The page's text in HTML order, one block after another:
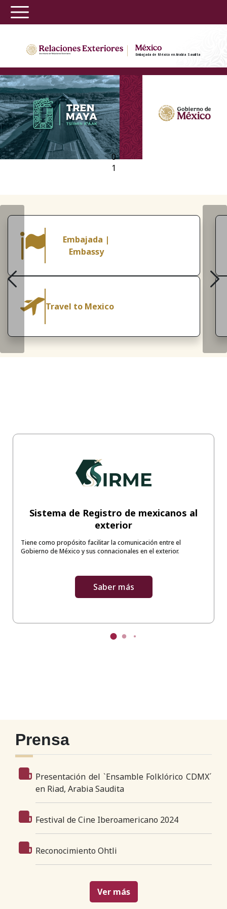
Embajada de México en Arabia Saudita
Embajada |
Embassy
Travel to Mexico
Prensa
Presentación del `Ensamble Folklórico CDMX´
en Riad, Arabia Saudita
Festival de Cine Iberoamericano 2024
Reconocimiento Ohtli
Ver más